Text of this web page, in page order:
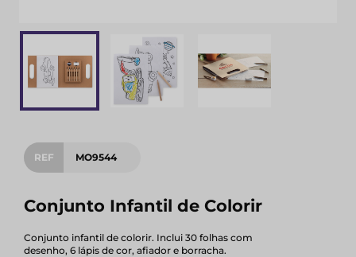
REF MO9544
Conjunto Infantil de Colorir
Conjunto infantil de colorir. Inclui 30 folhas com
desenho, 6 lápis de cor, afiador e borracha.